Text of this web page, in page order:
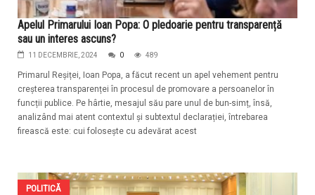
Apelul Primarului Ioan Popa: O pledoarie pentru transparență
sau un interes ascuns?
11 DECEMBRIE, 2024 0 489
Primarul Reșiței, Ioan Popa, a făcut recent un apel vehement pentru
creșterea transparenței în procesul de promovare a persoanelor în
funcții publice. Pe hârtie, mesajul său pare unul de bun-simț, însă,
analizând mai atent contextul și subtextul declarației, întrebarea
firească este: cui folosește cu adevărat acest
POLITICĂ